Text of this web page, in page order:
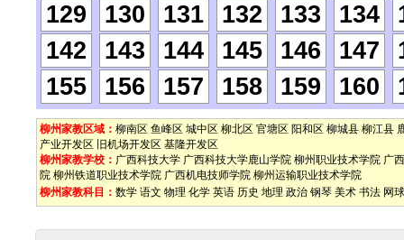
129
130 131 132 133 134
142
143 144 145 146 147
155
156 157 158 159 160
柳州家教区域： 柳南区 鱼峰区 城中区 柳北区 官塘区 阳和区 柳城县 柳江县
产业开发区
旧机场开发区 基隆开发区
柳州家教学校： 广西科技大学 广西科技大学鹿山学院 柳州职业技术学院 广
院 柳州铁道职业技术学院 广西机电技师学院 柳州运输职业技术学院
柳州家教科目： 数学 语文 物理 化学 英语 历史 地理 政治 钢琴 美术 书法 网球